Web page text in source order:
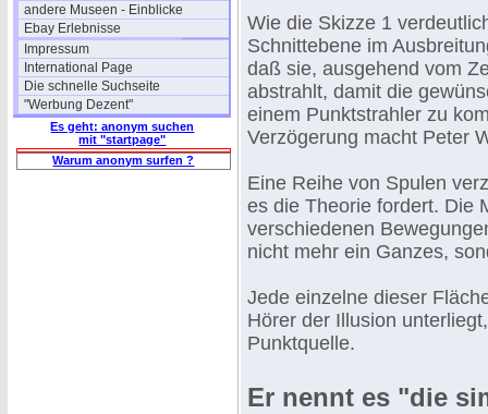
andere Museen - Einblicke
Ebay Erlebnisse
Impressum
International Page
Die schnelle Suchseite
"Werbung Dezent"
Es geht: anonym suchen
mit "startpage"
Warum anonym surfen ?
Wie die Skizze 1
Schnittebene im
daß sie, ausgehend vom
abstrahlt, damit die
einem Punktstrahler zu
Verzögerung macht Peter
Eine Reihe von Spulen
es die Theorie fordert. Die
verschiedenen
nicht mehr ein Ganzes,
Jede einzelne dieser
Hörer der Illusion
Punktquelle.
Er nennt es "die